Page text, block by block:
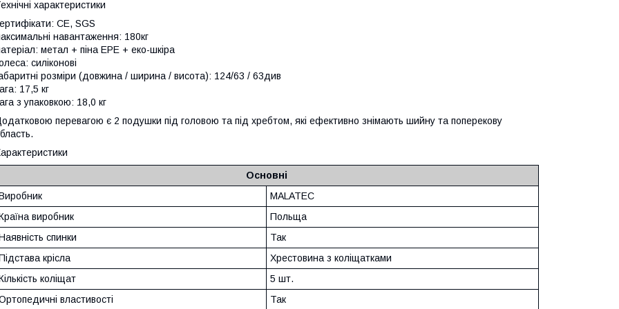
характеристики
CE, SGS
навантаження: 180кг
метал + піна EPE + еко-шкіра
силіконові
розміри (довжина / ширина / висота): 124/63 / 63див
17,5 кг
з упаковкою: 18,0 кг
перевагою є 2 подушки під головою та під хребтом, які ефективно знімають шийну та поперекову
Основні
MALATEC
виробник
Польща
спинки
Так
крісла
Хрестовина з коліщатками
коліщат
5 шт.
властивості
Так